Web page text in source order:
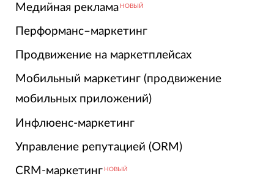
Медийная реклама НОВЫЙ
Перформанс–маркетинг
Продвижение на маркетплейсах
Мобильный маркетинг (продвижение
мобильных приложений)
Инфлюенс-маркетинг
Управление репутацией (ORM)
CRM-маркетинг НОВЫЙ